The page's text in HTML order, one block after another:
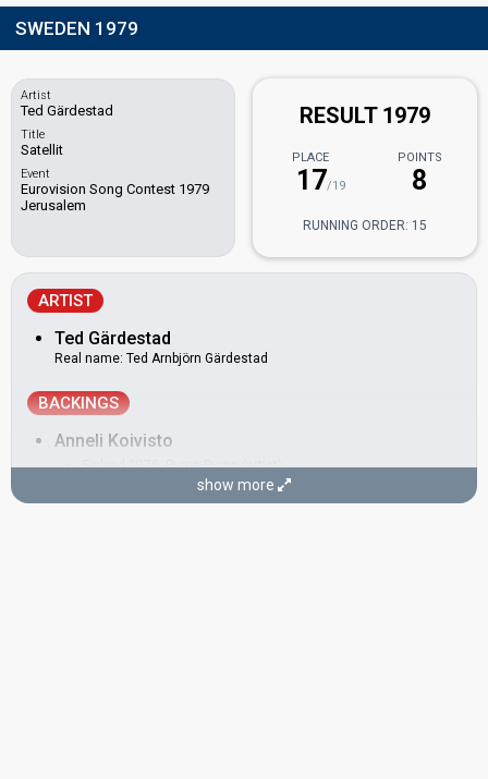
SWEDEN 1979
Artist
Ted Gärdestad
Title
Satellit
Event
Eurovision Song Contest 1979
Jerusalem
RESULT 1979
PLACE
17/19
POINTS
8
RUNNING ORDER: 15
ARTIST
Ted Gärdestad
Real name: Ted Arnbjörn Gärdestad
BACKINGS
Anneli Koivisto
Finland 1976:Pump-Pump(artist)
Tie uuteen päivään(backing)
show more